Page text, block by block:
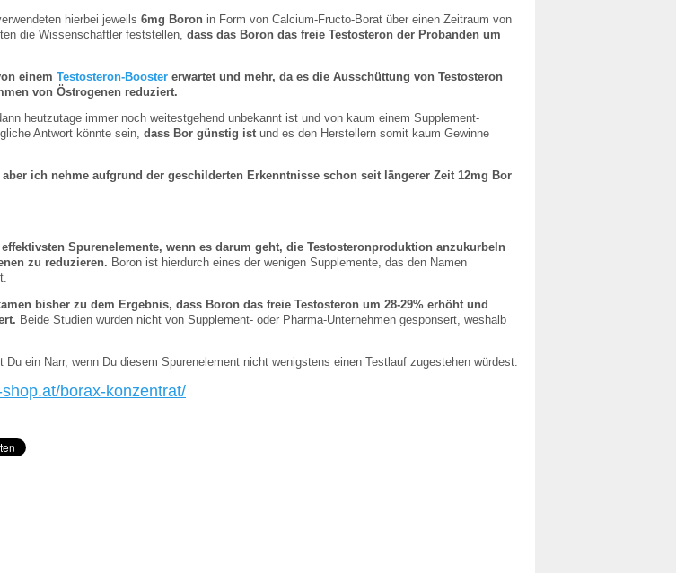
hierbei jeweils 6mg Boron in Form von Calcium-Fructo-Borat über einen Zeitraum von
die Wissenschaftler feststellen, dass das Boron das freie Testosteron der Probanden um
einem Testosteron-Booster erwartet und mehr, da es die Ausschüttung von Testosteron
von Östrogenen reduziert.
heutzutage immer noch weitestgehend unbekannt ist und von kaum einem Supplement-
Antwort könnte sein, dass Bor günstig ist und es den Herstellern somit kaum Gewinne
aber ich nehme aufgrund der geschilderten Erkenntnisse schon seit längerer Zeit 12mg Bor
Spurenelemente, wenn es darum geht, die Testosteronproduktion anzukurbeln
zu reduzieren. Boron ist hierdurch eines der wenigen Supplemente, das den Namen
bisher zu dem Ergebnis, dass Boron das freie Testosteron um 28-29% erhöht und
Beide Studien wurden nicht von Supplement- oder Pharma-Unternehmen gesponsert, weshalb
Du ein Narr, wenn Du diesem Spurenelement nicht wenigstens einen Testlauf zugestehen würdest.
borax-konzentrat/